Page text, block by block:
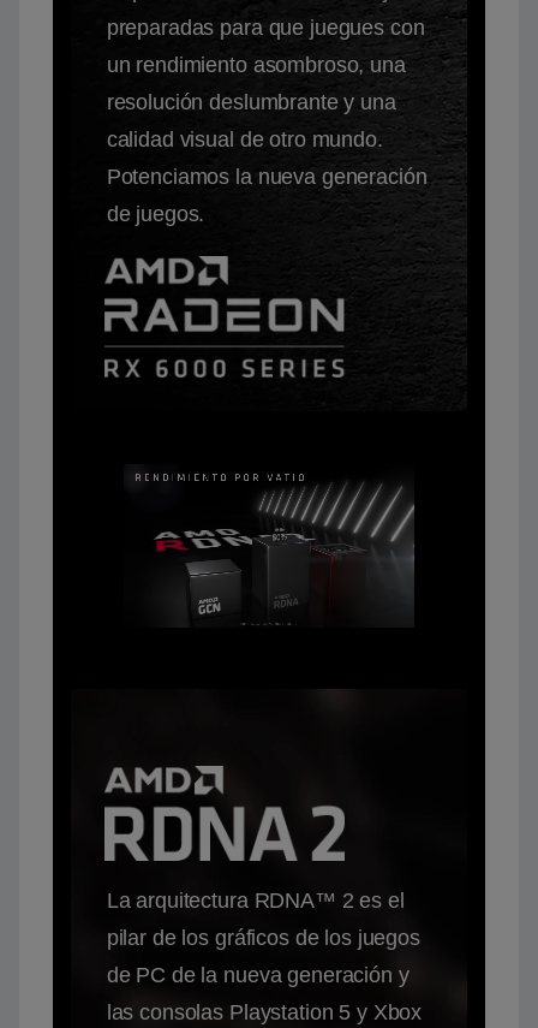
preparadas para que juegues con
un rendimiento asombroso, una
resolución deslumbrante y una
calidad visual de otro mundo.
Potenciamos la nueva generación
de juegos.
La arquitectura RDNA™ 2 es el
pilar de los gráficos de los juegos
de PC de la nueva generación y
las consolas Playstation 5 y Xbox